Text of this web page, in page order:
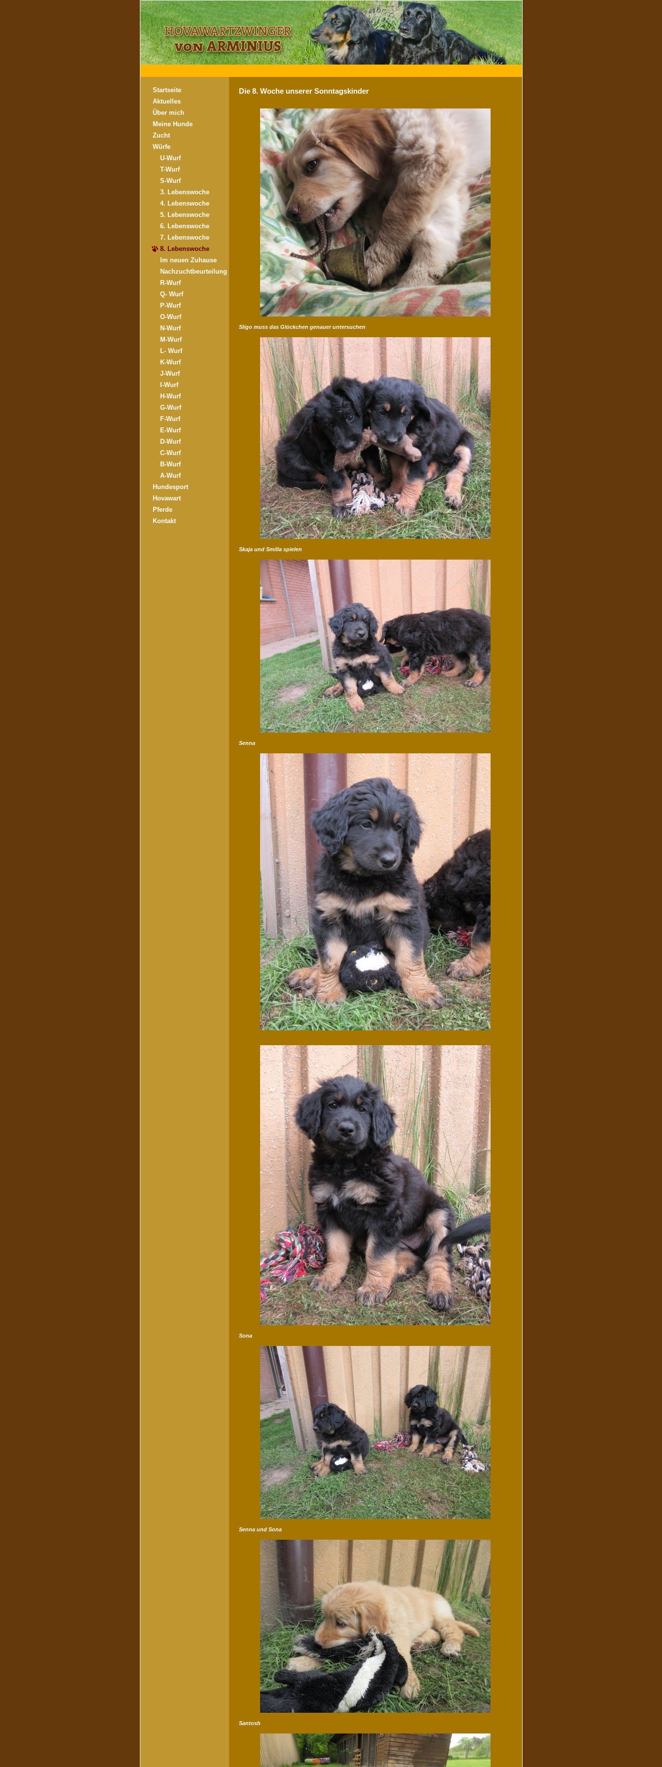
Startseite
Aktuelles
Über mich
Meine Hunde
Zucht
Würfe
U-Wurf
T-Wurf
S-Wurf
3. Lebenswoche
4. Lebenswoche
5. Lebenswoche
6. Lebenswoche
7. Lebenswoche
8. Lebenswoche
Im neuen Zuhause
Nachzuchtbeurteilung
R-Wurf
Q- Wurf
P-Wurf
O-Wurf
N-Wurf
M-Wurf
L- Wurf
K-Wurf
J-Wurf
I-Wurf
H-Wurf
G-Wurf
F-Wurf
E-Wurf
D-Wurf
C-Wurf
B-Wurf
A-Wurf
Hundesport
Hovawart
Pferde
Kontakt
Die 8. Woche unserer Sonntagskinder
Sligo muss das Glöckchen genauer untersuchen
Skaja und Smilla spielen
Senna
Sona
Senna und Sona
Santosh